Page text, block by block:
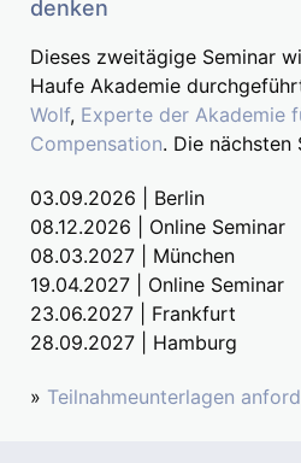
denken
Dieses zweitägige Seminar
Haufe Akademie
Wolf, Experte der Akademie
Compensation. Die nächsten
03.09.2026 | Berlin
08.12.2026 | Online Seminar
08.03.2027 | München
19.04.2027 | Online Seminar
23.06.2027 | Frankfurt
28.09.2027 | Hamburg
» Teilnahmeunterlagen